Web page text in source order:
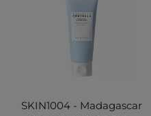
SKIN1004 - Madagascar